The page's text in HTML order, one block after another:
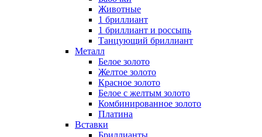
Животные
1 бриллиант
1 бриллиант и россыпь
Танцующий бриллиант
Металл
Белое золото
Желтое золото
Красное золото
Белое с желтым золото
Комбинированное золото
Платина
Вставки
Бриллианты